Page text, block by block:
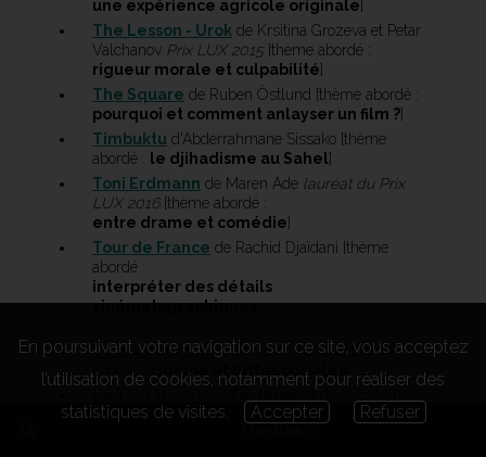
Medias
une expérience agricole originale]
The Lesson - Urok de Krsitina Grozeva et Petar
Valchanov Prix LUX 2015 [thème abordé :
rigueur morale et culpabilité]
The Square de Ruben Östlund [thème abordé :
pourquoi et comment anlayser un film ?]
Timbuktu d'Abderrahmane Sissako [thème
abordé : le djihadisme au Sahel]
Toni Erdmann de Maren Ade lauréat du Prix
LUX 2016[thème abordé :
entre drame et comédie]
Tour de France de Rachid Djaïdani [thème
abordé :
interpréter des détails
cinématographiques
Tous au Larzacde Christian Rouaud [thème
abordé :
cinéma et luttes sociales
de Jaco Van
Dormael [thème abordé :
En poursuivant votre navigation sur ce site, vous acceptez
l’utilisation de cookies, notamment pour réaliser des
statistiques de visites.
Accepter Refuser